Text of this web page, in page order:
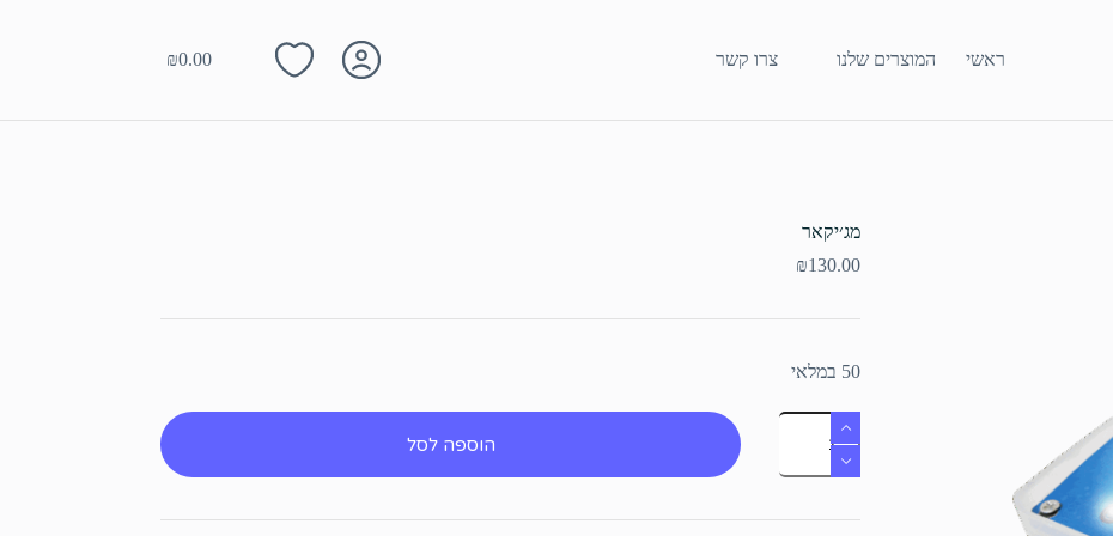
ראשי המוצרים שלנו צרו קשר
Shopping
₪0.00
מג׳יקאר
₪130.00
50 במלאי
כמות
של
מג׳יקאר
הוספה לסל